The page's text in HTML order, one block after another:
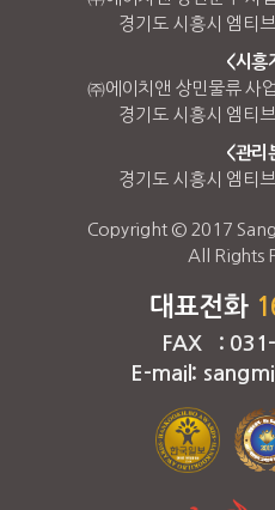
경기도 시흥시 엠티
<시흥
㈜에이치앤 상민물류 사
경기도 시흥시 엠티
<관리
경기도 시흥시 엠티
Copyright © 2017
All Rights
대표전화
FAX :
E-mail: